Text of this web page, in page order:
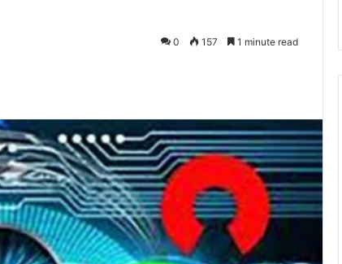
0 157 1 minute read